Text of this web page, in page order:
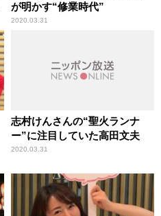
が明かす“修業時代”
2020.03.31
志村けんさんの“聖火ランナ
ー”に注目していた高田文夫
2020.03.31